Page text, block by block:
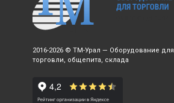
2016-2026 © ТМ-Урал — Оборудование для
торговли, общепита, склада